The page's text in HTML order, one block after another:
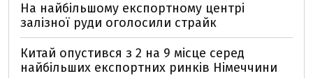
На найбільшому експортному центрі
залізної руди оголосили страйк
Китай опустився з 2 на 9 місце серед
найбільших експортних ринків Німеччини